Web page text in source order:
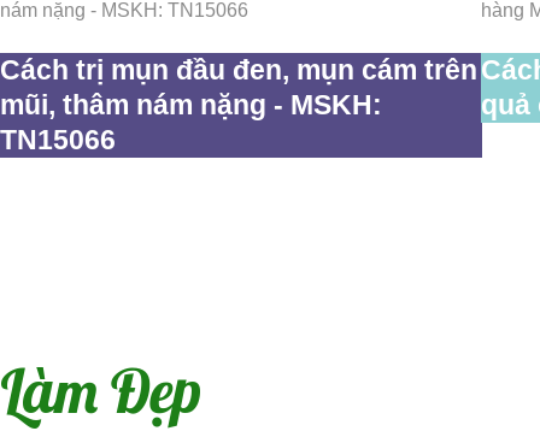
Cách trị mụn đầu đen, mụn cám trên
mũi, thâm nám nặng - MSKH:
TN15066
quả
Làm Đẹp